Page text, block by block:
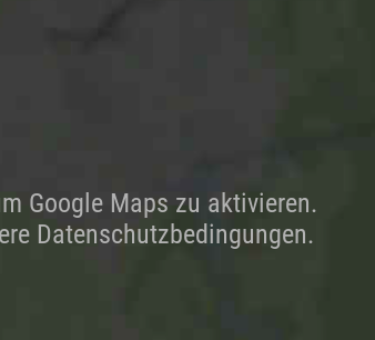
Google Maps zu aktivieren.
Datenschutzbedingungen.